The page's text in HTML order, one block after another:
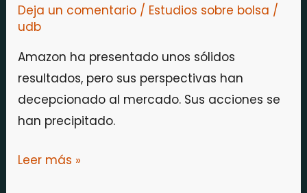
Deja un comentario / Estudios sobre bolsa /
udb
Amazon ha presentado unos sólidos
resultados, pero sus perspectivas han
decepcionado al mercado. Sus acciones se
han precipitado.
Leer más »